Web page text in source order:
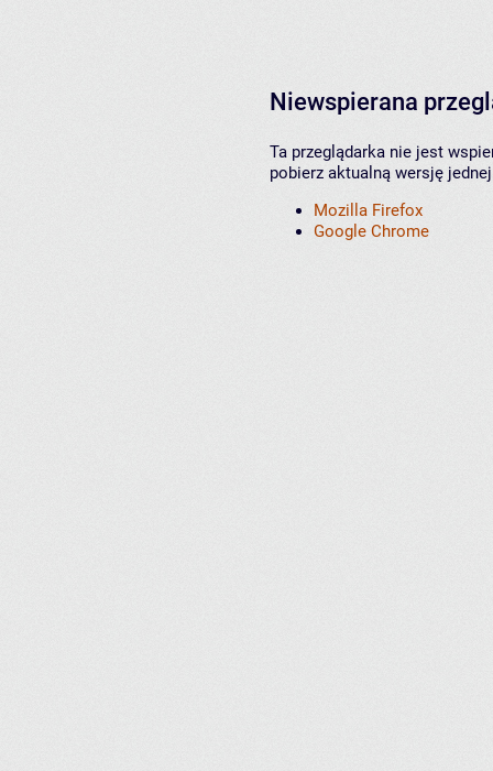
Niewspierana
Ta przeglądarka nie jest
pobierz aktualną wersję
Mozilla Firefox
Google Chrome